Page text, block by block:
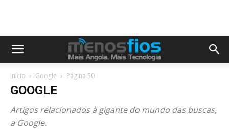
Início Google Página 50
GOOGLE
Artigos relacionados à gigante do mundo das buscas,
a Google.